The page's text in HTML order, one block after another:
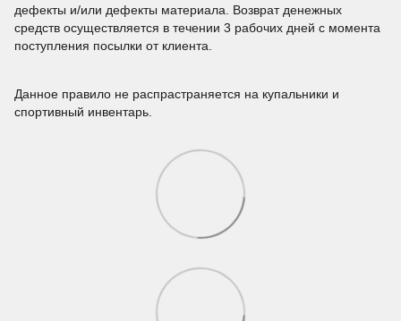
дефекты и/или дефекты материала. Возврат денежных
средств осуществляется в течении 3 рабочих дней с момента
поступления посылки от клиента.
Данное правило не распрастраняется на купальники и
спортивный инвентарь.